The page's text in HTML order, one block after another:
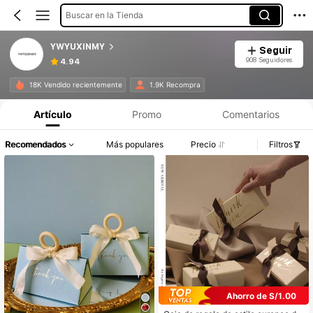
Buscar en la Tienda
YWYUXINMY
4.94
Seguir
908 Seguidores
18K Vendido recientemente 1.9K Recompra
Artículo Promo Comentarios
Recomendados Más populares Precio Filtros
Ahorro de S/1.00